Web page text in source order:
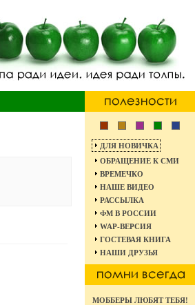
ДЛЯ НОВИЧКА
ОБРАЩЕНИЕ К СМИ
ВРЕМЕЧКО
НАШЕ ВИДЕО
РАССЫЛКА
ФМ В РОССИИ
WAP-ВЕРСИЯ
ГОСТЕВАЯ КНИГА
НАШИ ДРУЗЬЯ
МОББЕРЫ ЛЮБЯТ ТЕБЯ!